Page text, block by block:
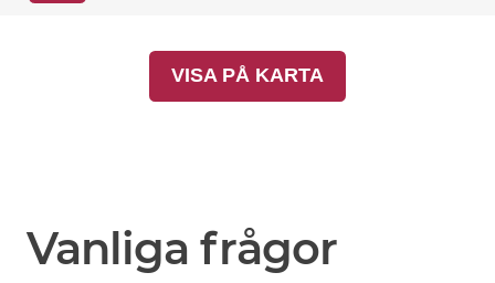
VISA PÅ KARTA
Vanliga frågor